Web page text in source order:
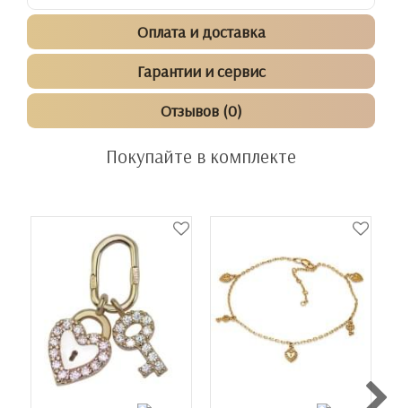
Оплата и доставка
Гарантии и сервис
Отзывов (0)
Покупайте в комплекте